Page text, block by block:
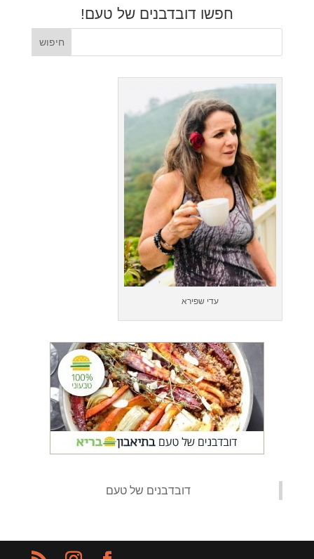
חפשו דובדבנים של טעם!
עדי שפירא
‏דובדבנים של טעם‏